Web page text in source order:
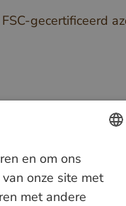
gecertificeerd
bedrijven.
DUTCH
GERMAN
en om ons
onze site met
met andere